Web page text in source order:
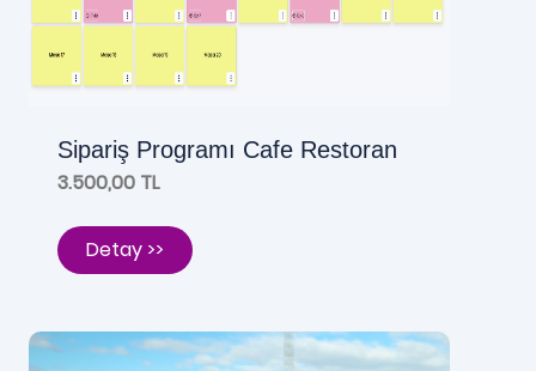
Sipariş Programı Cafe Restoran
3.500,00 TL
Detay >>